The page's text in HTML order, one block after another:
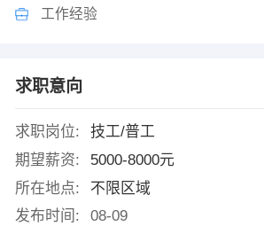
工作经验
求职意向
求职岗位:
技工/普工
期望薪资:
5000-8000元
所在地点:
不限区域
发布时间:
08-09